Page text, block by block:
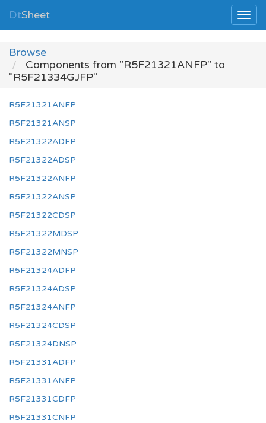
DtSheet
Browse
Components from "R5F21321ANFP" to
"R5F21334GJFP"
R5F21321ANFP
R5F21321ANSP
R5F21322ADFP
R5F21322ADSP
R5F21322ANFP
R5F21322ANSP
R5F21322CDSP
R5F21322MDSP
R5F21322MNSP
R5F21324ADFP
R5F21324ADSP
R5F21324ANFP
R5F21324CDSP
R5F21324DNSP
R5F21331ADFP
R5F21331ANFP
R5F21331CDFP
R5F21331CNFP